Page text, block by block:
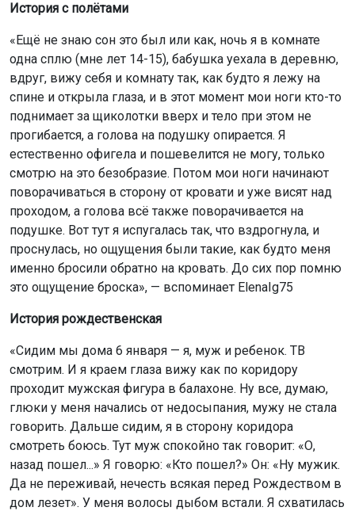
История с полётами
«Ещё не знаю сон это был или как, ночь я в комнате
одна сплю (мне лет 14-15), бабушка уехала в деревню,
вдруг, вижу себя и комнату так, как будто я лежу на
спине и открыла глаза, и в этот момент мои ноги кто-то
поднимает за щиколотки вверх и тело при этом не
прогибается, а голова на подушку опирается. Я
естественно офигела и пошевелится не могу, только
смотрю на это безобразие. Потом мои ноги начинают
поворачиваться в сторону от кровати и уже висят над
проходом, а голова всё также поворачивается на
подушке. Вот тут я испугалась так, что вздрогнула, и
проснулась, но ощущения были такие, как будто меня
именно бросили обратно на кровать. До сих пор помню
это ощущение броска», — вспоминает ElenaIg75
История рождественская
«Сидим мы дома 6 января — я, муж и ребенок. ТВ
смотрим. И я краем глаза вижу как по коридору
проходит мужская фигура в балахоне. Ну все, думаю,
глюки у меня начались от недосыпания, мужу не стала
говорить. Дальше сидим, я в сторону коридора
смотреть боюсь. Тут муж спокойно так говорит: «О,
назад пошел...» Я говорю: «Кто пошел?» Он: «Ну мужик.
Да не переживай, нечесть всякая перед Рождеством в
дом лезет». У меня волосы дыбом встали. Я схватилась